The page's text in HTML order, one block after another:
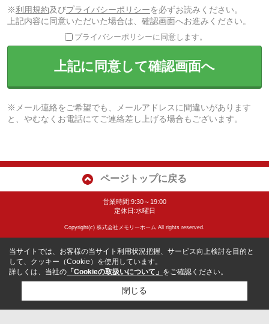
※利用規約及びプライバシーポリシーを必ずお読みください。
上記内容に同意いただいた場合は、確認画面へお進みください。
プライバシーポリシーに同意します。
上記に同意して確認画面へ
※メール連絡をご希望でも、メールアドレスに間違いがあります
と、やむなくお電話にてご連絡差し上げる場合もございます。
ページトップに戻る
営業時間:9:30～19:00
定休日:水曜日
Copyright(c) 株式会社メモリーホーム All rights reserved.
当サイトでは、お客様の当サイト利用状況把握、サービス向上検討を目的と
して、クッキー（Cookie）を使用しています。
詳しくは、当社の 「Cookieの取扱いについて」 をご確認ください。
閉じる